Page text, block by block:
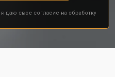
даю свое согласие на обработку